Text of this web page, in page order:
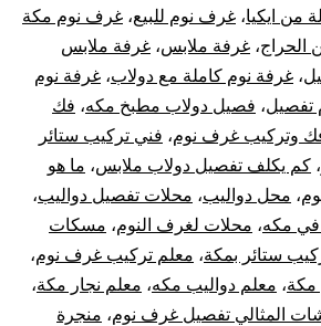
من ايكيا، غرف نوم للبيع، غرف نوم مكة
الحراج، غرفة ملابس، غرفة ملابس
، غرفة نوم كاملة مع دولاب، غرفة نوم
تفصيل، فصيل دولاب مطبخ مكه، فك
وتركيب غرف نوم، فني تركيب ستائر
، كم يكلف تفصيل دولاب ملابس، ما هو
، محل دواليب، محلات تفصيل دواليب،
في مكه، محلات لغرف النوم، مسكات
ستائر بمكة، معلم تركيب غرف نوم،
مكة، معلم دواليب مكه، معلم نجار مكة،
المثالي تفصيل غرف نوم، منجرة